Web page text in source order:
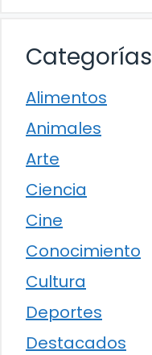
Categorías
Alimentos
Animales
Arte
Ciencia
Cine
Conocimiento
Cultura
Deportes
Destacados